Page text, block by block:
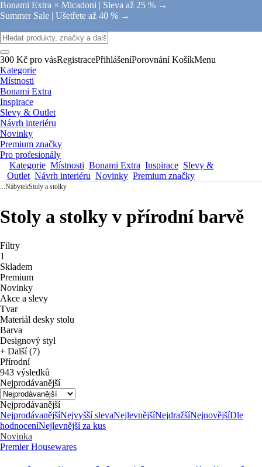
Bonami Extra × Micadoni | Sleva až 25 % →
Summer Sale | Ušetřete až 40 % →
300 Kč pro vásRegistracePřihlášeníPorovnání KošíkMenu
Kategorie
Místnosti
Bonami Extra
Inspirace
Slevy & Outlet
Návrh interiéru
Novinky
Premium značky
Pro profesionály
Kategorie Místnosti Bonami Extra Inspirace Slevy &
Outlet Návrh interiéru Novinky Premium značky
...NábytekStoly a stolky
Stoly a stolky v přírodní barvě
Filtry
1
Skladem
Premium
Novinky
Akce a slevy
Tvar
Materiál desky stolu
Barva
Designový styl
+ Další (7)
Přírodní
943 výsledků
Nejprodávanější
Nejprodávanější
NejprodávanějšíNejvyšší slevaNejlevnějšíNejdražšíNejnovějšíDle
hodnoceníNejlevnější za kus
Novinka
Premier Housewares